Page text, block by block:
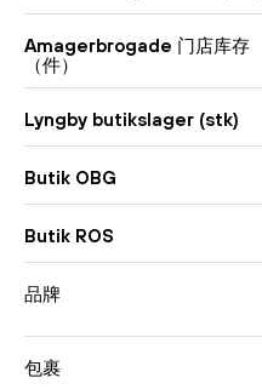
Amagerbrogade 门店库存
（件）
Lyngby butikslager (stk)
Butik OBG
Butik ROS
品牌
包裹